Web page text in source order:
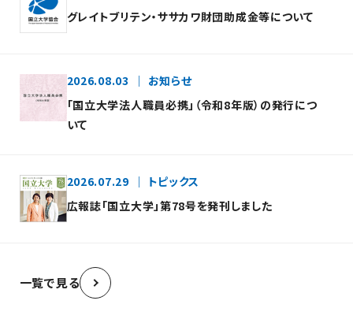
グレイトブリテン・ササカワ財団助成金等について
2026.08.03
お知らせ
「国立大学法人職員必携」（令和8年版）の発行につ
いて
2026.07.29
トピックス
広報誌「国立大学」第78号を発刊しました
一覧で見る